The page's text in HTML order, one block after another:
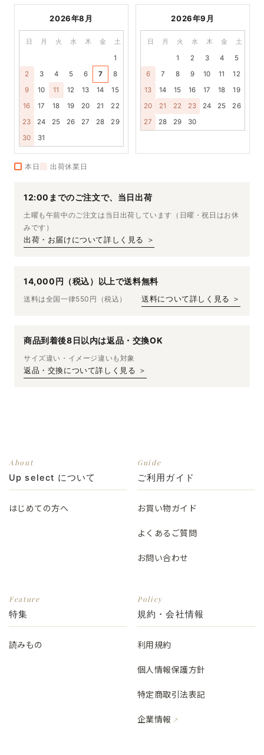
2026年8月
日 月 火 水 木 金 土
1
2
3 4 5 6 7
8
9
10 11 12 13 14
15
16
17 18 19 20 21
22
23
24 25 26 27 28
29
30
31
2026年9月
日 月 火 水 木 金 土
1 2 3 4
5
6
7 8 9 10 11
12
13
14 15 16 17 18
19
20
21 22 23 24 25
26
27
28 29 30
本日 出荷休業日
12:00までのご注文で、当日出荷
土曜も午前中のご注文は当日出荷しています（日曜・祝日はお休
みです）
出荷・お届けについて詳しく見る ＞
14,000円（税込）以上で送料無料
送料は全国一律550円（税込） 送料について詳しく見る ＞
商品到着後8日以内は返品・交換OK
サイズ違い・イメージ違いも対象
返品・交換について詳しく見る ＞
About
Up select について
はじめての方へ
Guide
ご利用ガイド
お買い物ガイド
よくあるご質問
お問い合わせ
Feature
特集
読みもの
Policy
規約・会社情報
利用規約
個人情報保護方針
特定商取引法表記
企業情報